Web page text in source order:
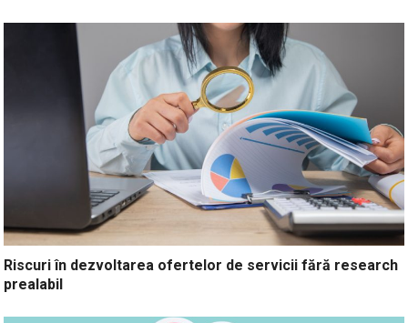
Riscuri în dezvoltarea ofertelor de servicii fără research
prealabil